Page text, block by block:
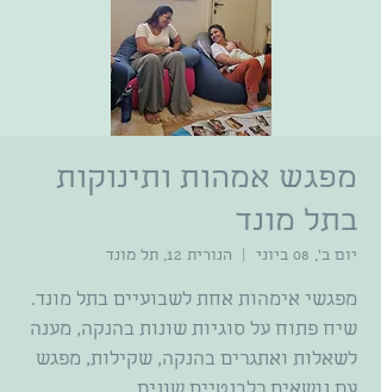
מפגש אמהות ותינוקות
בתל מונד
יום ב׳, 08 ביוני הנורית 12, תל מונד
מפגשי אימהות אחת לשבועיים בתל מונד.
שיח פתוח על סוגיות שונות בהנקה, מענה
לשאלות ואתגרים בהנקה, שקילות, מפגש